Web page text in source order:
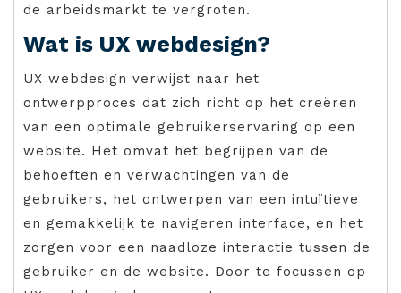
de arbeidsmarkt te vergroten.
Wat is UX webdesign?
UX webdesign verwijst naar het
ontwerpproces dat zich richt op het creëren
van een optimale gebruikerservaring op een
website. Het omvat het begrijpen van de
behoeften en verwachtingen van de
gebruikers, het ontwerpen van een intuïtieve
en gemakkelijk te navigeren interface, en het
zorgen voor een naadloze interactie tussen de
gebruiker en de website. Door te focussen op